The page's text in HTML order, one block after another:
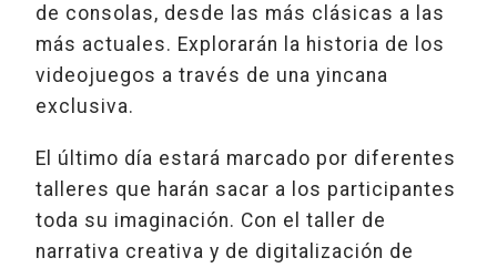
de consolas, desde las más clásicas a las
más actuales. Explorarán la historia de los
videojuegos a través de una yincana
exclusiva.
El último día estará marcado por diferentes
talleres que harán sacar a los participantes
toda su imaginación. Con el taller de
narrativa creativa y de digitalización de